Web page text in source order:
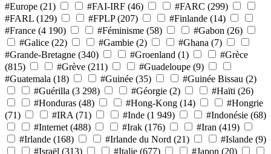
#Europe (21) #FAI-IRF (46) #FARC (299)
#FARL (129) #FPLP (207) #Finlande (14)
#France (4 190) #Féminisme (58) #Gabon (26)
#Galice (22) #Gambie (2) #Ghana (7)
#Grande-Bretagne (340) #Groenland (1)
#Grèce
(815)
#Grève (211) #Guadeloupe (9)
#Guatemala (18) #Guinée (35) #Guinée Bissau (2)
#Guérilla (3 298) #Géorgie (2) #Haïti (26)
#Honduras (48) #Hong-Kong (14)
#Hongrie
(71)
#IRA (71) #Inde (1 949) #Indonésie (68)
#Internet (488) #Irak (176) #Iran (419)
#Irlande (168) #Irlande du Nord (21) #Islande (9)
#Israël (313) #Italie (677) #Japon (20)